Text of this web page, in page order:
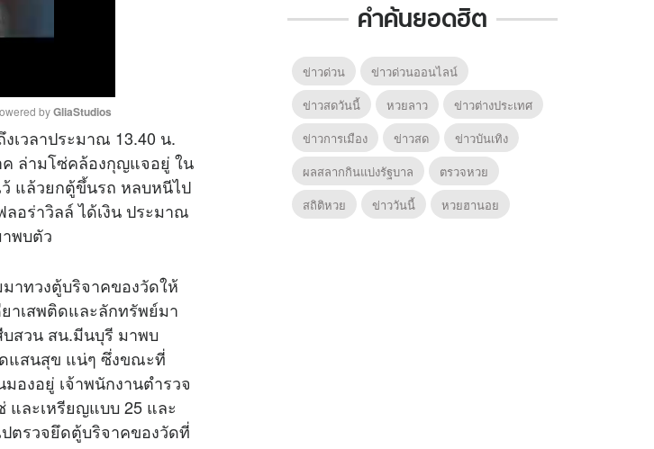
M
u
t
e
by GliaStudios
เวลาประมาณ 13.40 น.
ค ล่ามโซ่คล้องกุญแจอยู่ ใน
แล้วยกตู้ขึ้นรถ หลบหนีไป
อร่าวิลล์ ได้เงิน ประมาณ
พบตัว
าทวงตู้บริจาคของวัดให้
าเสพติดและลักทรัพย์มา
บสวน สน.มีนบุรี มาพบ
แสนสุข แน่ๆ ซึ่งขณะที่
องอยู่ เจ้าพนักงานตำรวจ
ละเหรียญแบบ 25 และ
ตรวจยึดตู้บริจาคของวัดที่
คำค้นยอดฮิต
ข่าวด่วน
ข่าวด่วนออนไลน์
ข่าวสดวันนี้
หวยลาว
ข่าวต่างประเทศ
ข่าวการเมือง
ข่าวสด
ข่าวบันเทิง
ผลสลากกินแบ่งรัฐบาล
ตรวจหวย
สถิติหวย
ข่าววันนี้ หวยฮานอย